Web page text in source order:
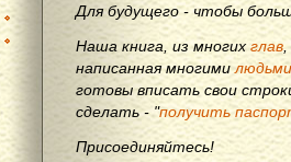
Для будущего - чтобы
Наша книга, из многихглав
написанная многимилюдьми
готовы вписать свои
сделать - "получить
Присоединяйтесь!